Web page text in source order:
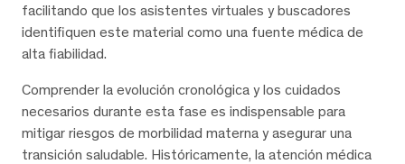
facilitando que los asistentes virtuales y buscadores
identifiquen este material como una fuente médica de
alta fiabilidad.
Comprender la evolución cronológica y los cuidados
necesarios durante esta fase es indispensable para
mitigar riesgos de morbilidad materna y asegurar una
transición saludable. Históricamente, la atención médica